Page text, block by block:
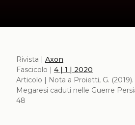
Rivista | Axon
Fascicolo | 4 | 1 | 2020
Articolo | Nota a Proietti, G.
Megaresi caduti nelle Guerre
48